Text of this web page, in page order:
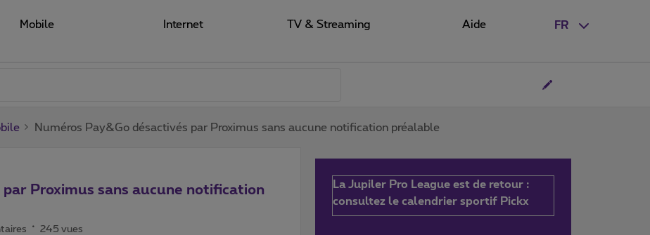
FR
Mobile Internet TV & Streaming Aide
Numéros Pay&Go désactivés par Proximus sans aucune notification préalable
Proximus sans aucune notification
245 vues
La Jupiler Pro League est de retour :
consultez le calendrier sportif Pickx